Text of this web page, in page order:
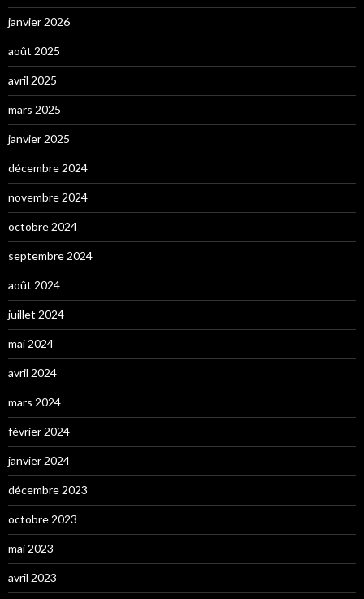
janvier 2026
août 2025
avril 2025
mars 2025
janvier 2025
décembre 2024
novembre 2024
octobre 2024
septembre 2024
août 2024
juillet 2024
mai 2024
avril 2024
mars 2024
février 2024
janvier 2024
décembre 2023
octobre 2023
mai 2023
avril 2023